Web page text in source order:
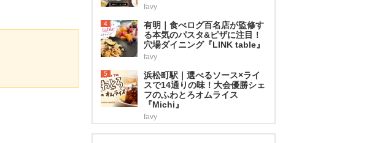
favy
4
有明｜食べログ百名店が監修す
る本気のパスタ&ピザに注目！
穴場ダイニング『LINK table』
favy
5
浜松町駅｜選べるソース×ライ
スで14通りの味！大会優勝シェ
フのふわとろオムライス
『Michi』
favy